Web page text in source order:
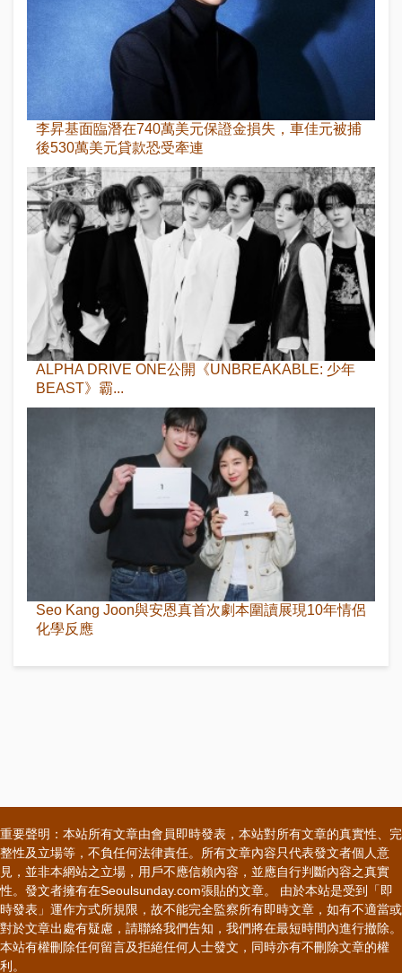
李昇基面臨潛在740萬美元保證金損失，車佳元被捕
後530萬美元貸款恐受牽連
ALPHA DRIVE ONE公開《UNBREAKABLE: 少年
BEAST》霸...
Seo Kang Joon與安恩真首次劇本圍讀展現10年情侶
化學反應
重要聲明：本站所有文章由會員即時發表，本站對所有文章的真實性、完
整性及立場等，不負任何法律責任。所有文章內容只代表發文者個人意
見，並非本網站之立場，用戶不應信賴內容，並應自行判斷內容之真實
性。發文者擁有在Seoulsunday.com張貼的文章。 由於本站是受到「即
時發表」運作方式所規限，故不能完全監察所有即時文章，如有不適當或
對於文章出處有疑慮，請聯絡我們告知，我們將在最短時間內進行撤除。
本站有權刪除任何留言及拒絕任何人士發文，同時亦有不刪除文章的權
利。